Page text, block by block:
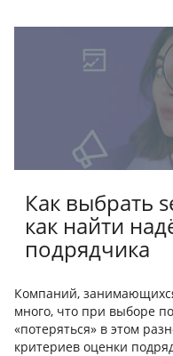
Как выбрать
как найти
подрядчика
Компаний,
много, что при выборе
«потеряться» в этом
критериев оценки